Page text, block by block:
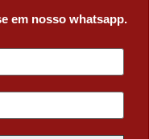
em nosso whatsapp.